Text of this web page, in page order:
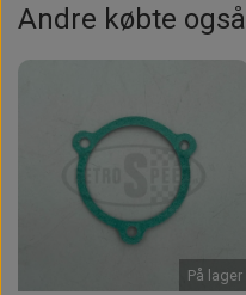
Andre købte også
På lager